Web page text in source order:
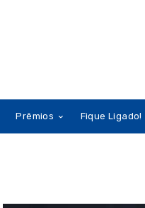
Prêmios Fique Ligado!